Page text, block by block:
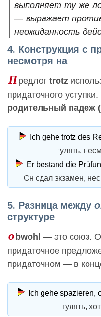
выполняет ту же
— выражает
неожиданность
4. Конструкция с
несмотря на
Предлог trotz
придаточного
родительный падеж
Ich gehe trotz des
гулять,
Er bestand die
Он сдал экзамен,
5. Разница между
структуре
o bwohl — это союз.
придаточное
придаточном — в
Ich gehe spazieren,
гулять,